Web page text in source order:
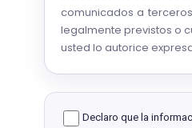
comunicados a
legalmente previstos o
usted lo autorice
Declaro que la